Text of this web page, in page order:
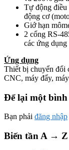
Tự động điều
động cơ
Giớ hạn
2 cổng RS-
các ứng dụng
Ứng dụng
Thiết bị chuyển đổi
CNC, máy đẩy,
Để lại một
Bạn phải đăng nhập
Biến tần A → Z